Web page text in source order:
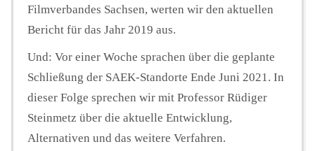
Filmverbandes Sachsen, werten wir den aktuellen
Bericht für das Jahr 2019 aus.
Und: Vor einer Woche sprachen über die geplante
Schließung der SAEK-Standorte Ende Juni 2021. In
dieser Folge sprechen wir mit Professor Rüdiger
Steinmetz über die aktuelle Entwicklung,
Alternativen und das weitere Verfahren.